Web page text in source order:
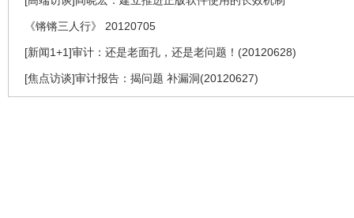
《锵锵三人行》 20120705
[新闻1+1]审计：还是老面孔，还是老问题！(20120628)
[焦点访谈]审计报告：揭问题 补漏洞(20120627)